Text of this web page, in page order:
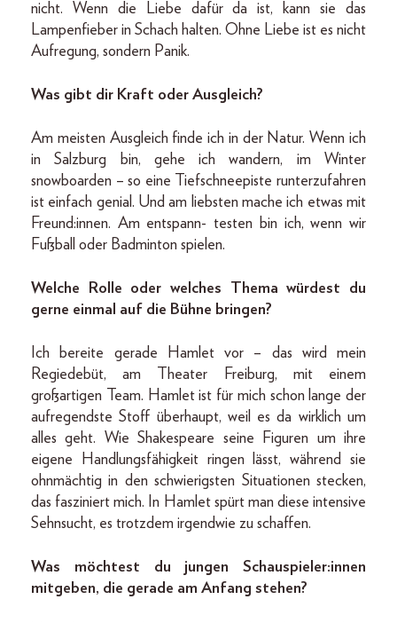
nicht. Wenn die Liebe dafür da ist, kann sie das
Lampenfieber in Schach halten. Ohne Liebe ist es nicht
Aufregung, sondern Panik.
Was gibt dir Kraft oder Ausgleich?
Am meisten Ausgleich finde ich in der Natur. Wenn ich
in Salzburg bin, gehe ich wandern, im Winter
snowboarden – so eine Tiefschneepiste runterzufahren
ist einfach genial. Und am liebsten mache ich etwas mit
Freund:innen. Am entspann- testen bin ich, wenn wir
Fußball oder Badminton spielen.
Welche Rolle oder welches Thema würdest du
gerne einmal auf die Bühne bringen?
Ich bereite gerade Hamlet vor – das wird mein
Regiedebüt, am Theater Freiburg, mit einem
großartigen Team. Hamlet ist für mich schon lange der
aufregendste Stoff überhaupt, weil es da wirklich um
alles geht. Wie Shakespeare seine Figuren um ihre
eigene Handlungsfähigkeit ringen lässt, während sie
ohnmächtig in den schwierigsten Situationen stecken,
das fasziniert mich. In Hamlet spürt man diese intensive
Sehnsucht, es trotzdem irgendwie zu schaffen.
Was möchtest du jungen Schauspieler:innen
mitgeben, die gerade am Anfang stehen?